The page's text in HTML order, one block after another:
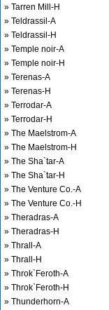
» Tarren Mill-H
» Teldrassil-A
» Teldrassil-H
» Temple noir-A
» Temple noir-H
» Terenas-A
» Terenas-H
» Terrodar-A
» Terrodar-H
» The Maelstrom-A
» The Maelstrom-H
» The Sha`tar-A
» The Sha`tar-H
» The Venture Co.-A
» The Venture Co.-H
» Theradras-A
» Theradras-H
» Thrall-A
» Thrall-H
» Throk`Feroth-A
» Throk`Feroth-H
» Thunderhorn-A